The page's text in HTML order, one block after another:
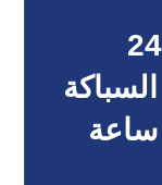
سباك في أم القيوين 24